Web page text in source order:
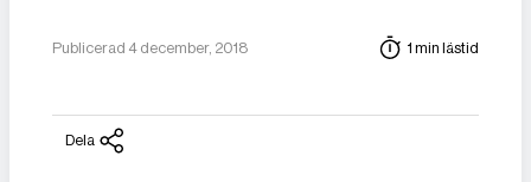
Publicerad 4 december, 2018 1 min lästid
Dela